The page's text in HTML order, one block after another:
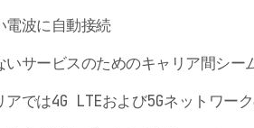
電波に自動接続
いサービスのためのキャリア間シー
アでは4G LTEおよび5Gネットワー